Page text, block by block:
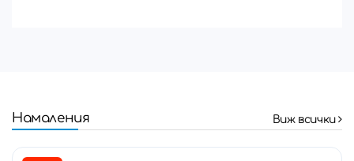
Намаления Виж всички